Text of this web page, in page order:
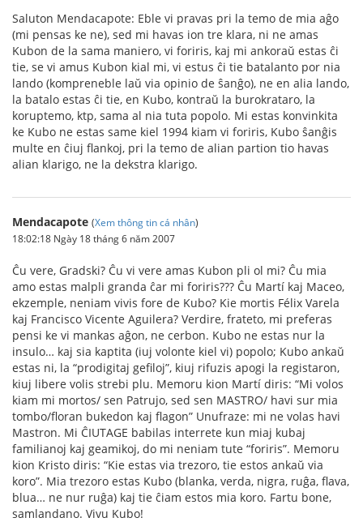
Saluton Mendacapote: Eble vi pravas pri la temo de mia aĝo
(mi pensas ke ne), sed mi havas ion tre klara, ni ne amas
Kubon de la sama maniero, vi foriris, kaj mi ankoraŭ estas ĉi
tie, se vi amus Kubon kial mi, vi estus ĉi tie batalanto por nia
lando (kompreneble laŭ via opinio de ŝanĝo), ne en alia lando,
la batalo estas ĉi tie, en Kubo, kontraŭ la burokrataro, la
koruptemo, ktp, sama al nia tuta popolo. Mi estas konvinkita
ke Kubo ne estas same kiel 1994 kiam vi foriris, Kubo ŝanĝis
multe en ĉiuj flankoj, pri la temo de alian partion tio havas
alian klarigo, ne la dekstra klarigo.
Mendacapote (Xem thông tin cá nhân)
18:02:18 Ngày 18 tháng 6 năm 2007
Ĉu vere, Gradski? Ĉu vi vere amas Kubon pli ol mi? Ĉu mia
amo estas malpli granda ĉar mi foriris??? Ĉu Martí kaj Maceo,
ekzemple, neniam vivis fore de Kubo? Kie mortis Félix Varela
kaj Francisco Vicente Aguilera? Verdire, frateto, mi preferas
pensi ke vi mankas aĝon, ne cerbon. Kubo ne estas nur la
insulo… kaj sia kaptita (iuj volonte kiel vi) popolo; Kubo ankaŭ
estas ni, la “prodigitaj gefiloj”, kiuj rifuzis apogi la registaron,
kiuj libere volis strebi plu. Memoru kion Martí diris: “Mi volos
kiam mi mortos/ sen Patrujo, sed sen MASTRO/ havi sur mia
tombo/floran bukedon kaj flagon” Unufraze: mi ne volas havi
Mastron. Mi ĈIUTAGE babilas interrete kun miaj kubaj
familianoj kaj geamikoj, do mi neniam tute “foriris”. Memoru
kion Kristo diris: “Kie estas via trezoro, tie estos ankaŭ via
koro”. Mia trezoro estas Kubo (blanka, verda, nigra, ruĝa, flava,
blua… ne nur ruĝa) kaj tie ĉiam estos mia koro. Fartu bone,
samlandano. Vivu Kubo!